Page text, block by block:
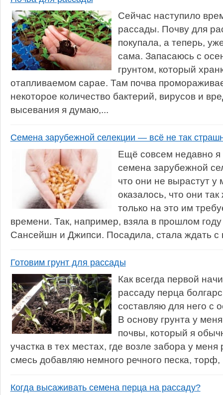
Сейчас наступило
рассады. Почву для
покупала, а теперь,
сама. Запасаюсь с
грунтом, который
отапливаемом сарае. Там почва
некоторое количество бактерий, вирусов и
высевания я думаю,...
Семена зарубежной селекции — всё не так
Ещё совсем недавно я
семена зарубежной
что они не вырастут у
оказалось, что они
только на это им
времени. Так, например, взяла в прошлом
Сансейшн и Джипси. Посадила, стала ждать с
Готовим грунт для рассады
Как всегда первой
рассаду перца
составляю для него с
В основу грунта у
почвы, который я
участка в тех местах, где возле забора у меня
смесь добавляю немного речного песка,
Когда высаживать семена перца на рассаду?